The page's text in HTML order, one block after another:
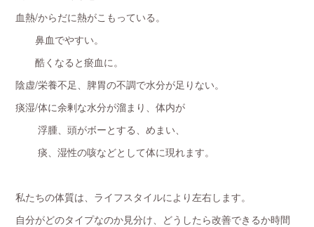
血熱/からだに熱がこもっている。
鼻血でやすい。
酷くなると瘀血に。
陰虚/栄養不足、脾胃の不調で水分が足りない。
痰湿/体に余剰な水分が溜まり、体内が
浮腫、頭がボーとする、めまい、
痰、湿性の咳などとして体に現れます。
私たちの体質は、ライフスタイルにより左右します。
自分がどのタイプなのか見分け、どうしたら改善できるか時間